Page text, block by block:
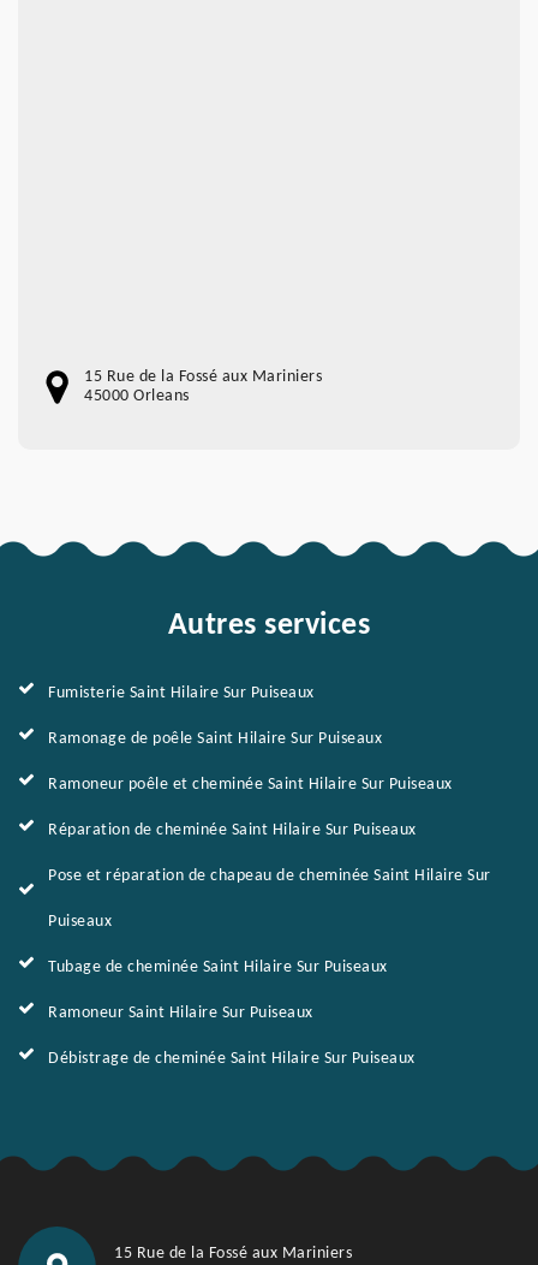
15 Rue de la Fossé aux Mariniers
45000 Orleans
Autres services
Fumisterie Saint Hilaire Sur Puiseaux
Ramonage de poêle Saint Hilaire Sur Puiseaux
Ramoneur poêle et cheminée Saint Hilaire Sur Puiseaux
Réparation de cheminée Saint Hilaire Sur Puiseaux
Pose et réparation de chapeau de cheminée Saint Hilaire Sur
Puiseaux
Tubage de cheminée Saint Hilaire Sur Puiseaux
Ramoneur Saint Hilaire Sur Puiseaux
Débistrage de cheminée Saint Hilaire Sur Puiseaux
15 Rue de la Fossé aux Mariniers